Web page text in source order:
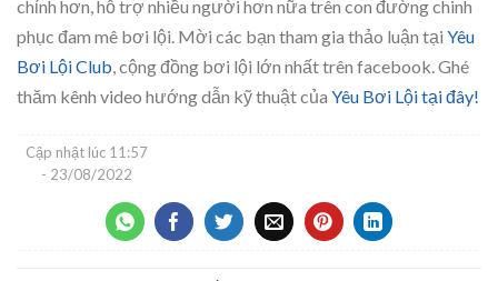
chỉnh hơn, hỗ trợ nhiều người hơn nữa trên con đường chinh
phục đam mê bơi lội. Mời các bạn tham gia thảo luận tại Yêu
Bơi Lội Club, cộng đồng bơi lội lớn nhất trên facebook. Ghé
thăm kênh video hướng dẫn kỹ thuật của Yêu Bơi Lội tại đây!
Cập nhật lúc 11:57
- 23/08/2022